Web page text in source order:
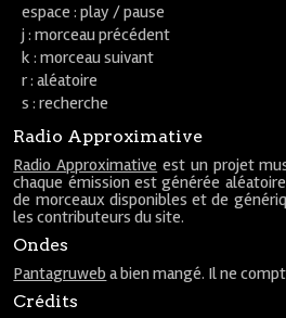
espace : play / pause
j : morceau précédent
k : morceau suivant
r : aléatoire
s : recherche
Radio Approximative
Radio Approximative est un projet
chaque émission est générée
de morceaux disponibles et de
les contributeurs du site.
Ondes
Pantagruweb a bien mangé. Il ne
Crédits